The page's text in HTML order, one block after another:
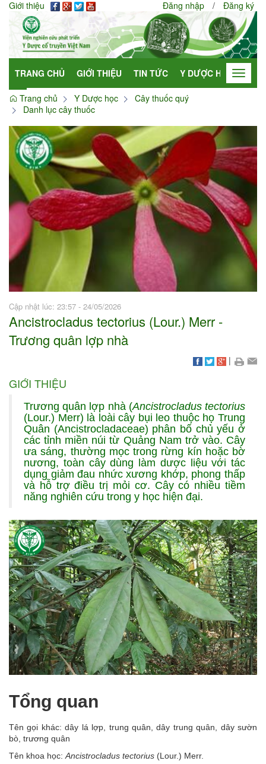
Giới thiệu Đăng nhập / Đăng ký
TRANG CHỦ GIỚI THIỆU TIN TỨC Y DƯỢC HỌC Toggle
Trang chủ
Y Dược học
Cây thuốc quý
Danh lục cây thuốc
Cập nhật lúc: 23:57 - 24/05/2026
Ancistrocladus tectorius (Lour.) Merr -
Trương quân lợp nhà
|
GIỚI THIỆU
Trương quân lợp nhà (Ancistrocladus tectorius
(Lour.) Merr) là loài cây bụi leo thuộc họ Trung
Quân (Ancistrocladaceae) phân bố chủ yếu ở
các tỉnh miền núi từ Quảng Nam trở vào. Cây
ưa sáng, thường mọc trong rừng kín hoặc bờ
nương, toàn cây dùng làm dược liệu với tác
dụng giảm đau nhức xương khớp, phong thấp
và hỗ trợ điều trị mỏi cơ. Cây có nhiều tiềm
năng nghiên cứu trong y học hiện đại.
Tổng quan
Tên gọi khác: dây lá lợp, trung quân, dây trung quân, dây sườn
bò, trương quân
Tên khoa học:Ancistrocladus tectorius (Lour.) Merr.